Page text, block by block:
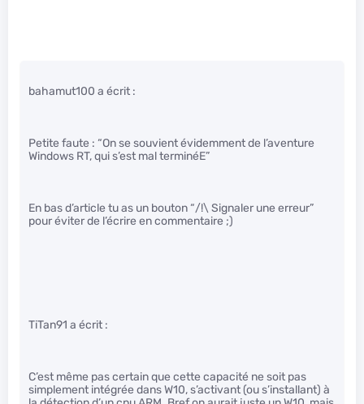
bahamut100 a écrit :
Petite faute : “On se souvient évidemment de l’aventure
Windows RT, qui s’est mal terminéE”
En bas d’article tu as un bouton “/!\ Signaler une erreur”
pour éviter de l’écrire en commentaire ;)
TiTan91 a écrit :
C’est même pas certain que cette capacité ne soit pas
simplement intégrée dans W10, s’activant (ou s’installant) à